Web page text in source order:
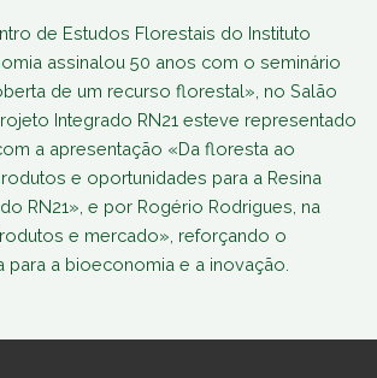
de Estudos Florestais do Instituto
assinalou 50 anos com o seminário
de um recurso florestal», no Salão
Integrado RN21 esteve representado
a apresentação «Da floresta ao
e oportunidades para a Resina
RN21», e por Rogério Rodrigues, na
e mercado», reforçando o
para a bioeconomia e a inovação.